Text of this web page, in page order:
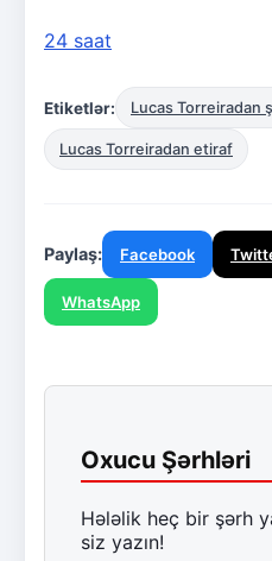
24 saat
Etiketlər: Lucas Torreiradan
Lucas Torreiradan etiraf
Paylaş: Facebook
WhatsApp
Oxucu Şərhləri
Hələlik heç bir şərh
siz yazın!